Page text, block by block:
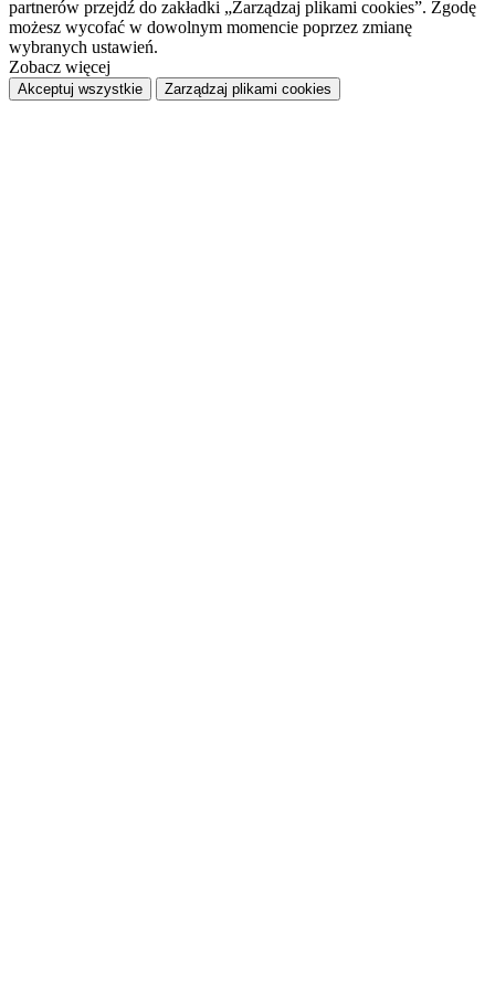
partnerów przejdź do zakładki „Zarządzaj plikami cookies”. Zgodę
możesz wycofać w dowolnym momencie poprzez zmianę
wybranych ustawień.
Zobacz więcej
Akceptuj wszystkie Zarządzaj plikami cookies